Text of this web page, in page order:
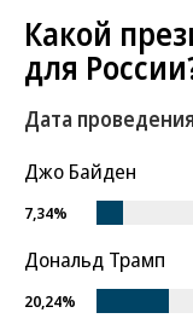
Какой
для
Дата
Джо Байден
7,34%
Дональд Трамп
20,24%